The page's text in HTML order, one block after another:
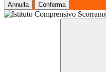
Annulla Conferma